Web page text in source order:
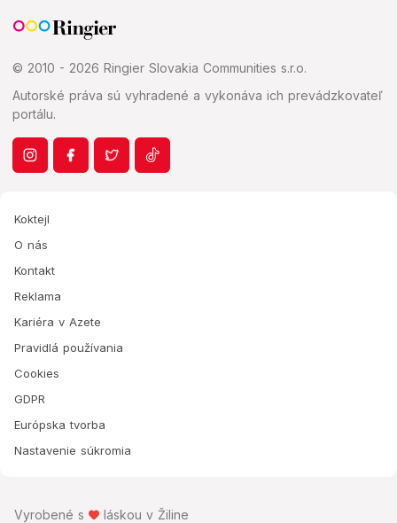
© 2010 - 2026 Ringier Slovakia Communities s.r.o.
Autorské práva sú vyhradené a vykonáva ich prevádzkovateľ
portálu.
Koktejl
O nás
Kontakt
Reklama
Kariéra v Azete
Pravidlá používania
Cookies
GDPR
Európska tvorba
Nastavenie súkromia
Vyrobené s láskou v Žiline